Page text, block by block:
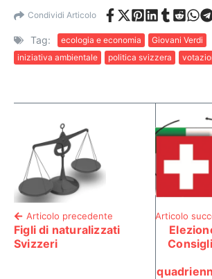
Condividi Articolo
Tag: ecologia e economia
Giovani Verdi
iniziativa ambientale
politica svizzera
Articolo precedente
Figli di naturalizzati
Svizzeri
Articolo